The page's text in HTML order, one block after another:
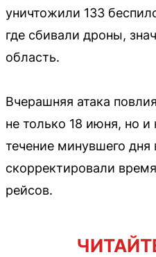
уничтожили 133
где сбивали дроны,
область.
Вчерашняя атака
не только 18 июня, но
течение минувшего дня
скорректировали
рейсов.